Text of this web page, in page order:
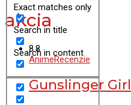
Exact matches only
Search in title
Search in content
akcia
8.8
AnimeRecenzie
Gunslinger Girl